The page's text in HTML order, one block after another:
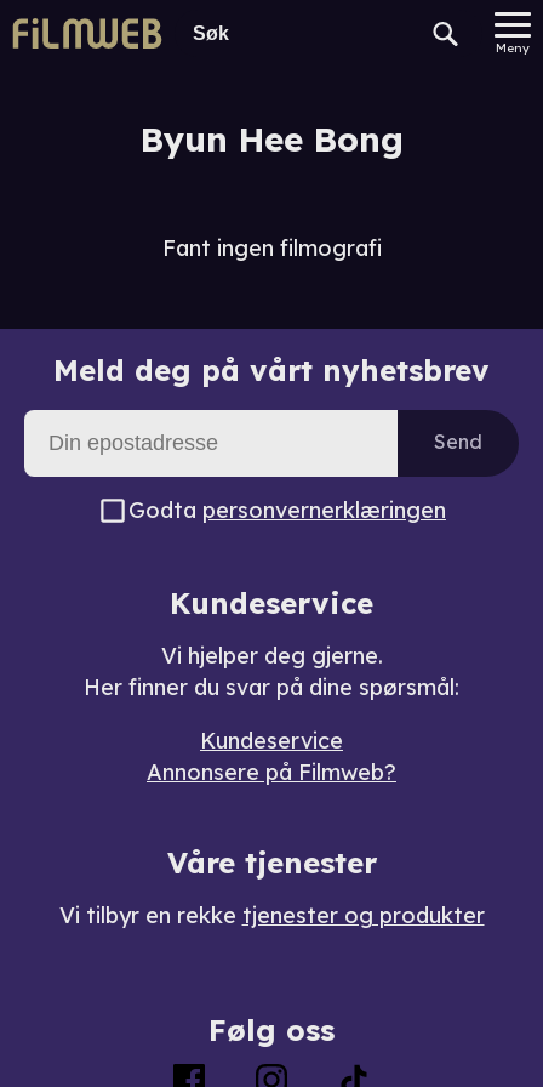
Meny
Byun Hee Bong
Fant ingen filmografi
Meld deg på vårt nyhetsbrev
Send
Godta personvernerklæringen
Kundeservice
Vi hjelper deg gjerne.
Her finner du svar på dine spørsmål:
Kundeservice
Annonsere på Filmweb?
Våre tjenester
Vi tilbyr en rekke tjenester og produkter
Følg oss